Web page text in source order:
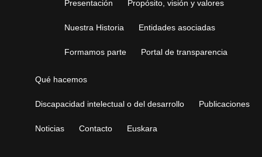
Presentación Propósito, visión y valores
Nuestra Historia Entidades asociadas
Formamos parte Portal de transparencia
Qué hacemos
Discapacidad intelectual o del desarrollo Publicaciones
Noticias Contacto Euskara